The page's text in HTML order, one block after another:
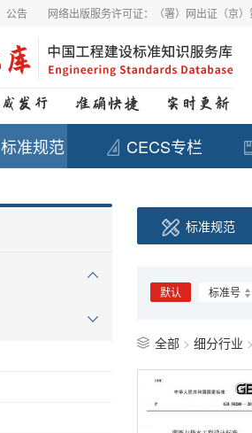
公告 网络出版服务许可证：（署）网出证（京
标准规范 CECS专栏
标准规范
默认 标准号
全部 > 细分行业